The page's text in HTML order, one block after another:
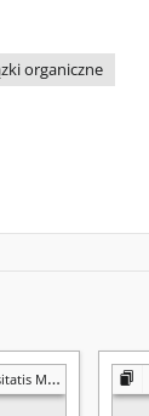
organiczne
Physica et Chemia